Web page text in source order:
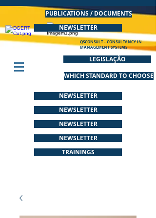
QSCONSULT - CONSULTANCY IN
MANAGEMENT SYSTEMS
LEGISLAÇÃO
WHICH STANDARD TO CHOOSE
NEWSLETTER
NEWSLETTER
NEWSLETTER
NEWSLETTER
TRAININGS
PUBLICATIONS / DOCUMENTS
NEWSLETTER